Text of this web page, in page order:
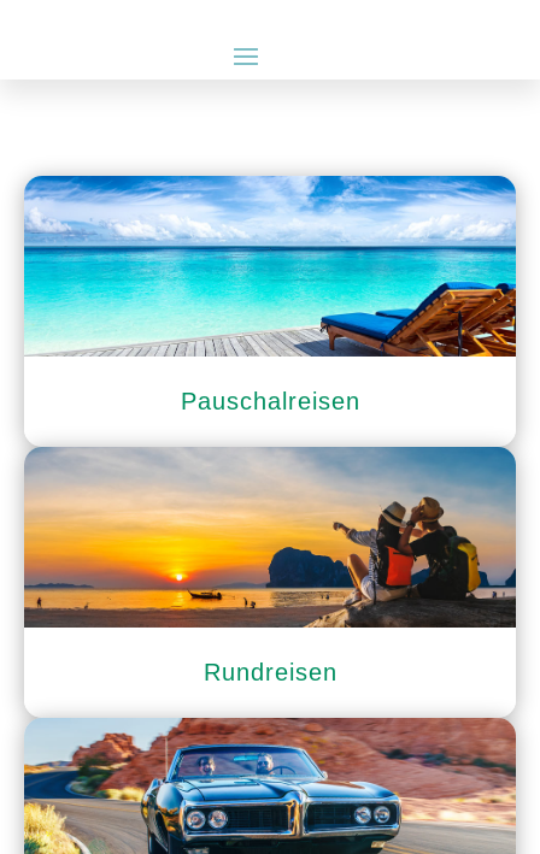
Pauschalreisen
Rundreisen